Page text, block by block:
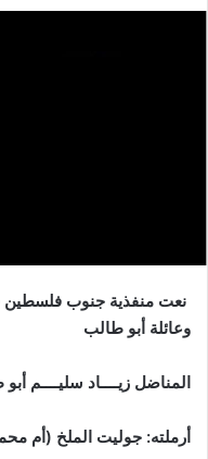
نعت منفذية جنوب فلسطين
وعائلة أبو طالب
المناضل زيــــاد سليــــم
أرملته: جوليت الملخ (أم